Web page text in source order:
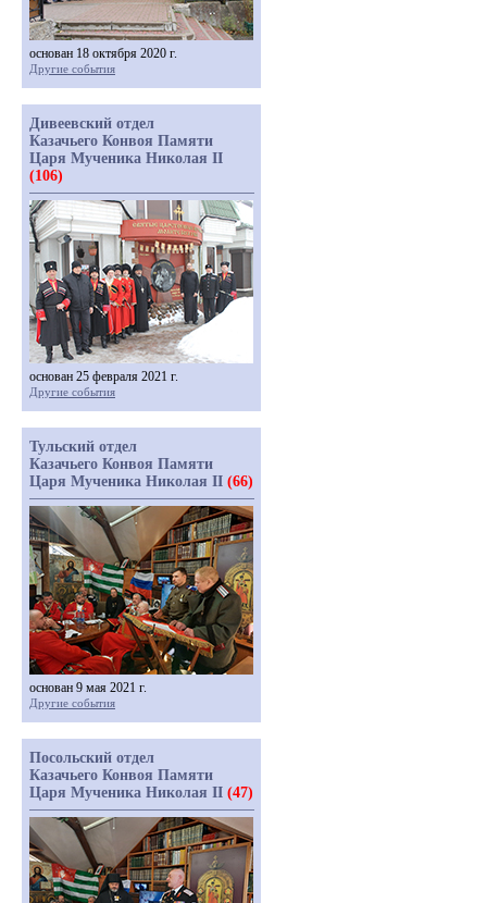
основан 18 октября 2020 г.
Другие события
Дивеевский отдел
Казачьего Конвоя Памяти
Царя Мученика Николая II
(106)
основан 25 февраля 2021 г.
Другие события
Тульский отдел
Казачьего Конвоя Памяти
Царя Мученика Николая II (66)
основан 9 мая 2021 г.
Другие события
Посольский отдел
Казачьего Конвоя Памяти
Царя Мученика Николая II (47)